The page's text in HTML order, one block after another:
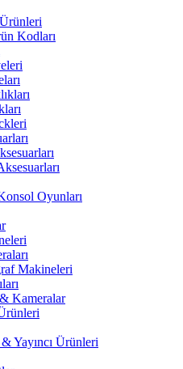
Kodları
Oyunları
Makineleri
Kameralar
Yayıncı Ürünleri